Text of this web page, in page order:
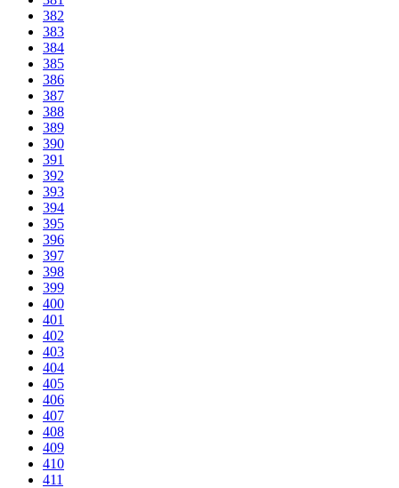
382
383
384
385
386
387
388
389
390
391
392
393
394
395
396
397
398
399
400
401
402
403
404
405
406
407
408
409
410
411